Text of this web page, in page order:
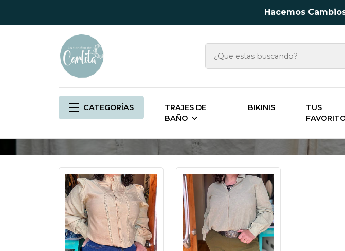
Hacemos
CATEGORÍAS
TRAJES DE
BAÑO
BIKINIS
TUS